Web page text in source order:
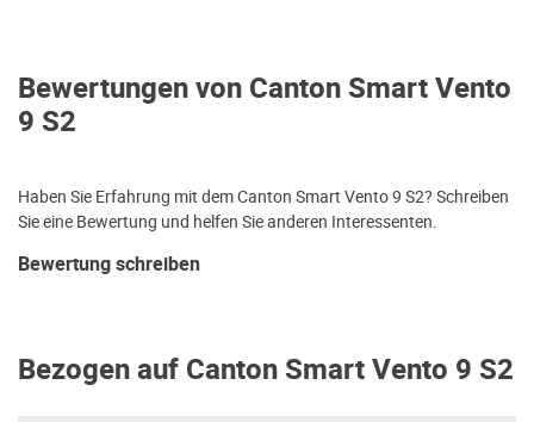
Bewertungen von Canton Smart Vento
9 S2
Haben Sie Erfahrung mit dem Canton Smart Vento 9 S2? Schreiben
Sie eine Bewertung und helfen Sie anderen Interessenten.
Bewertung schreiben
Bezogen auf Canton Smart Vento 9 S2